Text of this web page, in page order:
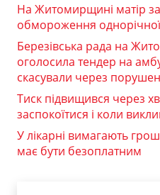
На Житомирщині матір
обмороження
Березівська рада на
оголосила тендер на
скасували через
Тиск підвищився через
заспокоїтися і коли
У лікарні вимагають
має бути безоплатним